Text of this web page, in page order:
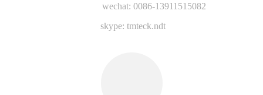
wechat: 0086-13911515082
skype: tmteck.ndt